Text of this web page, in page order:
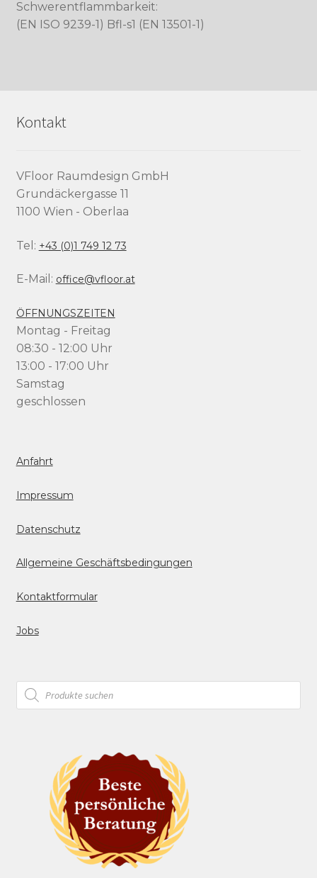
Schwerentflammbarkeit:
(EN ISO 9239-1) Bfl-s1 (EN 13501-1)
Kontakt
VFloor Raumdesign GmbH
Grundäckergasse 11
1100 Wien - Oberlaa
Tel: +43 (0)1 749 12 73
E-Mail: office@vfloor.at
ÖFFNUNGSZEITEN
Montag - Freitag
08:30 - 12:00 Uhr
13:00 - 17:00 Uhr
Samstag
geschlossen
Anfahrt
Impressum
Datenschutz
Allgemeine Geschäftsbedingungen
Kontaktformular
Jobs
Products
search